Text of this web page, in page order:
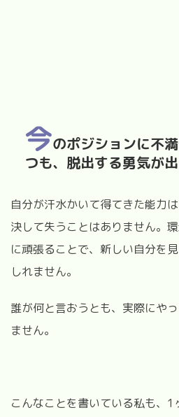
今のポジションに不
つも、脱出する勇気が
自分が汗水かいて得てきた能力
決して失うことはありません。
に頑張ることで、新しい自分を
しれません。
誰が何と言おうとも、実際にや
ません。
こんなことを書いている私も、